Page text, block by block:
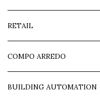
RETAIL
COMPO ARREDO
BUILDING AUTOMATION